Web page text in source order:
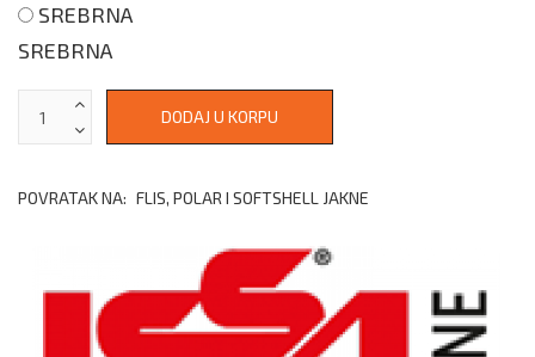
SREBRNA
SREBRNA
POVRATAK NA: FLIS, POLAR I SOFTSHELL JAKNE